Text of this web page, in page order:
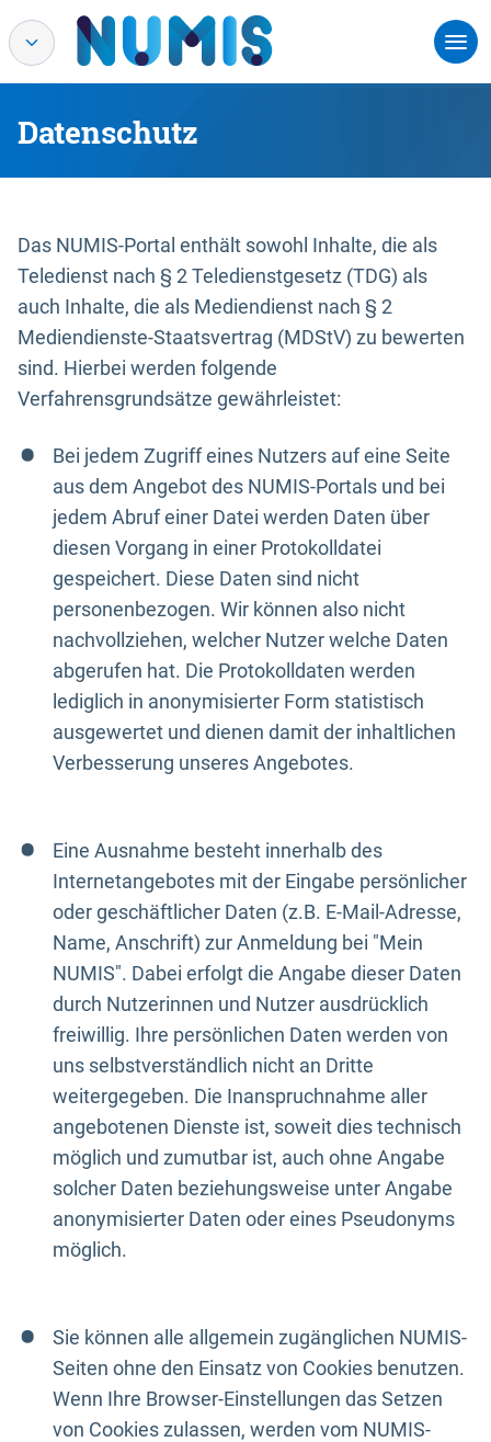
Datenschutz
Das NUMIS-Portal enthält sowohl Inhalte, die als
Teledienst nach § 2 Teledienstgesetz (TDG) als
auch Inhalte, die als Mediendienst nach § 2
Mediendienste-Staatsvertrag (MDStV) zu bewerten
sind. Hierbei werden folgende
Verfahrensgrundsätze gewährleistet:
Bei jedem Zugriff eines Nutzers auf eine Seite
aus dem Angebot des NUMIS-Portals und bei
jedem Abruf einer Datei werden Daten über
diesen Vorgang in einer Protokolldatei
gespeichert. Diese Daten sind nicht
personenbezogen. Wir können also nicht
nachvollziehen, welcher Nutzer welche Daten
abgerufen hat. Die Protokolldaten werden
lediglich in anonymisierter Form statistisch
ausgewertet und dienen damit der inhaltlichen
Verbesserung unseres Angebotes.
Eine Ausnahme besteht innerhalb des
Internetangebotes mit der Eingabe persönlicher
oder geschäftlicher Daten (z.B. E-Mail-Adresse,
Name, Anschrift) zur Anmeldung bei "Mein
NUMIS". Dabei erfolgt die Angabe dieser Daten
durch Nutzerinnen und Nutzer ausdrücklich
freiwillig. Ihre persönlichen Daten werden von
uns selbstverständlich nicht an Dritte
weitergegeben. Die Inanspruchnahme aller
angebotenen Dienste ist, soweit dies technisch
möglich und zumutbar ist, auch ohne Angabe
solcher Daten beziehungsweise unter Angabe
anonymisierter Daten oder eines Pseudonyms
möglich.
Sie können alle allgemein zugänglichen NUMIS-
Seiten ohne den Einsatz von Cookies benutzen.
Wenn Ihre Browser-Einstellungen das Setzen
von Cookies zulassen, werden vom NUMIS-